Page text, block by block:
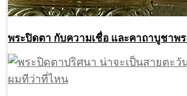
พระปิดตา กับความเชื่อ และคาถาบูชาพ